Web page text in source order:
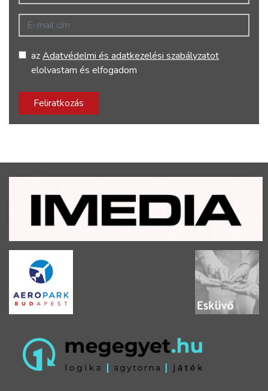
E-mail cím
azAdatvédelmi és adatkezelési szabályzatot
elolvastam és elfogadom
Feliratkozás